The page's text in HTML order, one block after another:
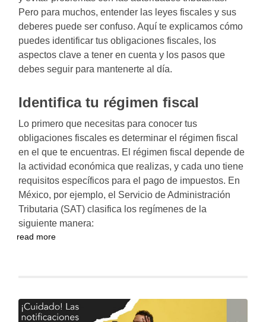
Pero para muchos, entender las leyes fiscales y sus
deberes puede ser confuso. Aquí te explicamos cómo
puedes identificar tus obligaciones fiscales, los
aspectos clave a tener en cuenta y los pasos que
debes seguir para mantenerte al día.
Identifica tu régimen fiscal
Lo primero que necesitas para conocer tus
obligaciones fiscales es determinar el régimen fiscal
en el que te encuentras. El régimen fiscal depende de
la actividad económica que realizas, y cada uno tiene
requisitos específicos para el pago de impuestos. En
México, por ejemplo, el Servicio de Administración
Tributaria (SAT) clasifica los regímenes de la
siguiente manera:
read more